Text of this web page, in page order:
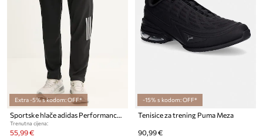
Extra -5% s kodom: OFF*
Trenutna cijena:
55,99 €
-15% s kodom: OFF*
Tenisice za trening Puma Meza
90,99 €